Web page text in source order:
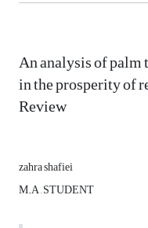
An analysis of
in the prosperity of
Review
zahra shafiei
M.A , STUDENT